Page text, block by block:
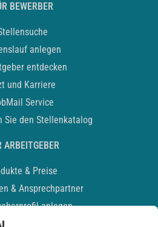
BEWERBER
anlegen
entdecken
und Karriere
Service
Sie den Stellenkatalog
ARBEITGEBER
& Preise
& Ansprechpartner
anlegen
Podcast